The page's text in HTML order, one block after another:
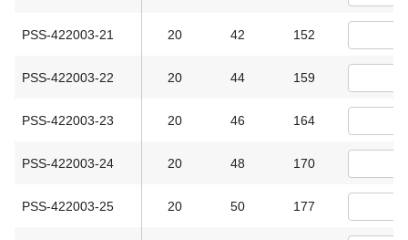
PSS-422003-21 20 42 152
PSS-422003-22 20 44 159
PSS-422003-23 20 46 164
PSS-422003-24 20 48 170
PSS-422003-25 20 50 177